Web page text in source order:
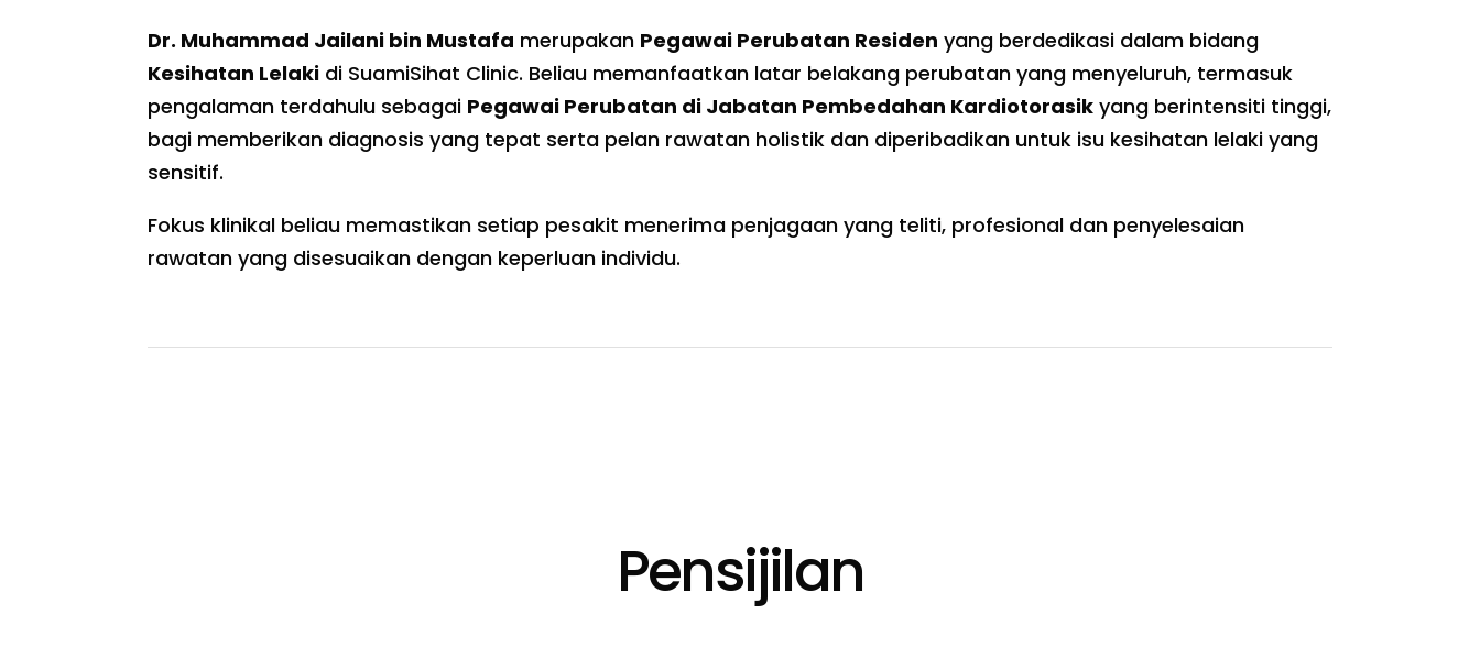
Dr. Muhammad Jailani bin Mustafa merupakan Pegawai Perubatan Residen yang berdedikasi dalam bidang
Kesihatan Lelaki di SuamiSihat Clinic. Beliau memanfaatkan latar belakang perubatan yang menyeluruh, termasuk
pengalaman terdahulu sebagai Pegawai Perubatan di Jabatan Pembedahan Kardiotorasik yang berintensiti tinggi,
bagi memberikan diagnosis yang tepat serta pelan rawatan holistik dan diperibadikan untuk isu kesihatan lelaki yang
sensitif.
Fokus klinikal beliau memastikan setiap pesakit menerima penjagaan yang teliti, profesional dan penyelesaian
rawatan yang disesuaikan dengan keperluan individu.
Pensijilan